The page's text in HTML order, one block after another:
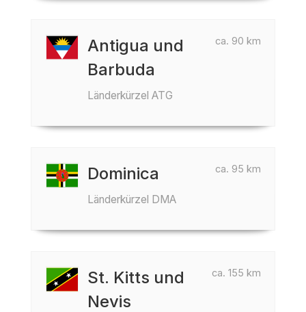
ca. 90 km
Antigua und
Barbuda
Länderkürzel ATG
ca. 95 km
Dominica
Länderkürzel DMA
ca. 155 km
St. Kitts und
Nevis